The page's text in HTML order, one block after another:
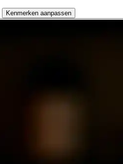
Kenmerken aanpassen